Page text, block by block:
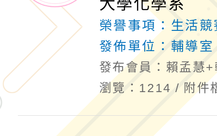
榮譽事項： 生活競
發佈單位： 輔導室
發布會員：賴孟慧
瀏覽：1214
附件